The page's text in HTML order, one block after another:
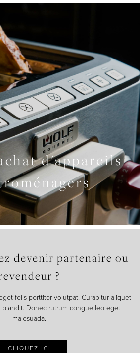
d'appareils
devenir partenaire ou
?
felis porttitor volutpat. Curabitur aliquet
blandit. Donec rutrum congue leo eget
malesuada.
CLIQUEZ ICI